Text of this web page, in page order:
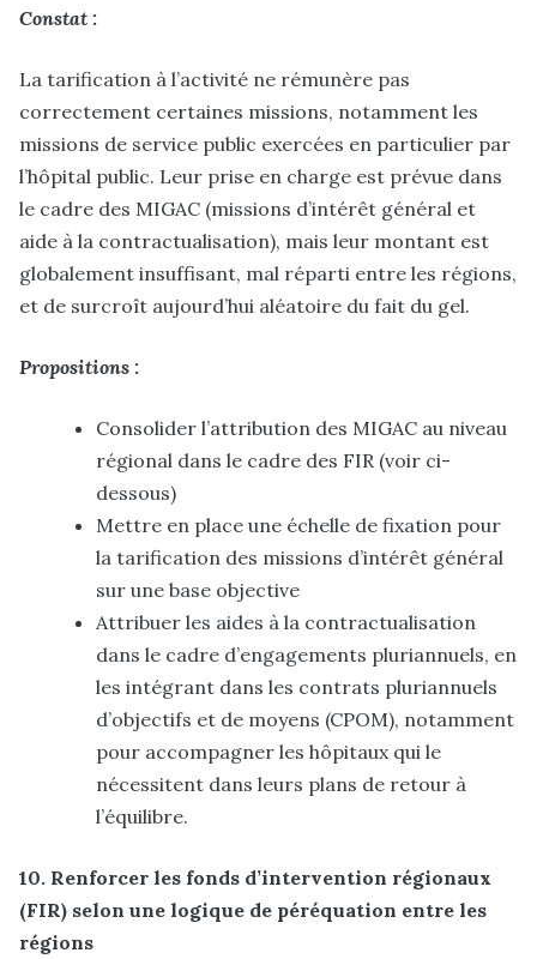
Constat :
La tarification à l’activité ne rémunère pas
correctement certaines missions, notamment les
missions de service public exercées en particulier par
l’hôpital public. Leur prise en charge est prévue dans
le cadre des MIGAC (missions d’intérêt général et
aide à la contractualisation), mais leur montant est
globalement insuffisant, mal réparti entre les régions,
et de surcroît aujourd’hui aléatoire du fait du gel.
Propositions :
Consolider l’attribution des MIGAC au niveau
régional dans le cadre des FIR (voir ci-
dessous)
Mettre en place une échelle de fixation pour
la tarification des missions d’intérêt général
sur une base objective
Attribuer les aides à la contractualisation
dans le cadre d’engagements pluriannuels, en
les intégrant dans les contrats pluriannuels
d’objectifs et de moyens (CPOM), notamment
pour accompagner les hôpitaux qui le
nécessitent dans leurs plans de retour à
l’équilibre.
10. Renforcer les fonds d’intervention régionaux
(FIR) selon une logique de péréquation entre les
régions